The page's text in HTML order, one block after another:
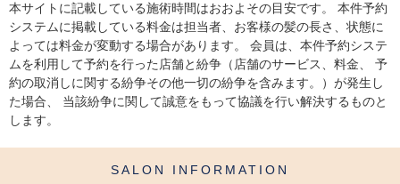
本サイトに記載している施術時間はおおよその目安です。 本件予約
システムに掲載している料金は担当者、お客様の髪の長さ、状態に
よっては料金が変動する場合があります。 会員は、本件予約システ
ムを利用して予約を行った店舗と紛争（店舗のサービス、料金、 予
約の取消しに関する紛争その他一切の紛争を含みます。）が発生し
た場合、 当該紛争に関して誠意をもって協議を行い解決するものと
します。
SALON INFORMATION